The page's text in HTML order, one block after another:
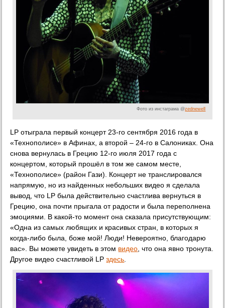
Фото из инстаграма @zednewell
LP отыграла первый концерт 23-го сентября 2016 года в
«Технополисе» в Афинах, а второй – 24-го в Салониках. Она
снова вернулась в Грецию 12-го июля 2017 года с
концертом, который прошёл в том же самом месте,
«Технополисе» (район Гази). Концерт не транслировался
напрямую, но из найденных небольших видео я сделала
вывод, что LP была действительно счастлива вернуться в
Грецию, она почти прыгала от радости и была переполнена
эмоциями. В какой-то момент она сказала присутствующим:
«Одна из самых любящих и красивых стран, в которых я
когда-либо была, боже мой! Люди! Невероятно, благодарю
вас». Вы можете увидеть в этом видео , что она явно тронута.
Другое видео счастливой LPздесь